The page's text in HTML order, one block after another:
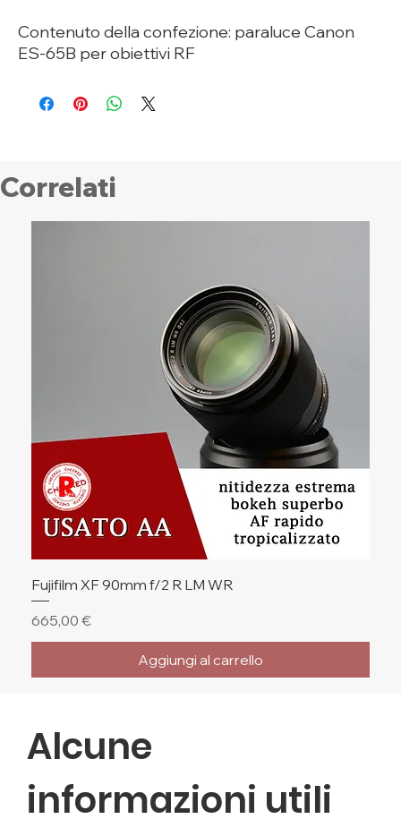
Contenuto della confezione: paraluce Canon
ES-65B per obiettivi RF
Alcune
informazioni utili
Fujifilm XF 90mm f/2 R LM WR
Prezzo
665,00 €
Aggiungi al carrello
Correlati